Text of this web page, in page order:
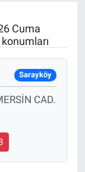
Cuma
Sarayköy
CAD.